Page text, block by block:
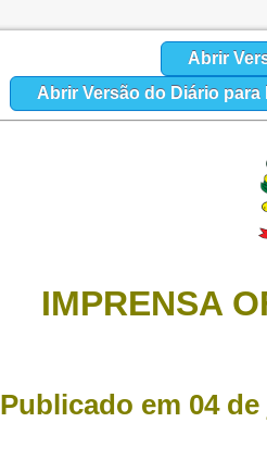
Abrir
Abrir Versão do Diário para
IMPRENSA
Publicado em 04